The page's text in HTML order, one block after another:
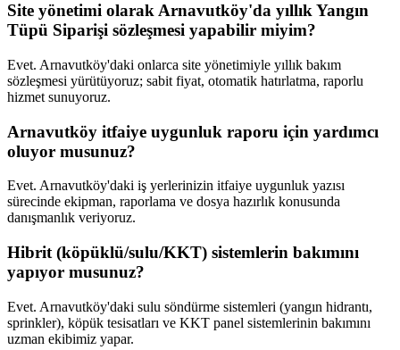
Site yönetimi olarak Arnavutköy'da yıllık Yangın
Tüpü Siparişi sözleşmesi yapabilir miyim?
Evet. Arnavutköy'daki onlarca site yönetimiyle yıllık bakım
sözleşmesi yürütüyoruz; sabit fiyat, otomatik hatırlatma, raporlu
hizmet sunuyoruz.
Arnavutköy itfaiye uygunluk raporu için yardımcı
oluyor musunuz?
Evet. Arnavutköy'daki iş yerlerinizin itfaiye uygunluk yazısı
sürecinde ekipman, raporlama ve dosya hazırlık konusunda
danışmanlık veriyoruz.
Hibrit (köpüklü/sulu/KKT) sistemlerin bakımını
yapıyor musunuz?
Evet. Arnavutköy'daki sulu söndürme sistemleri (yangın hidrantı,
sprinkler), köpük tesisatları ve KKT panel sistemlerinin bakımını
uzman ekibimiz yapar.